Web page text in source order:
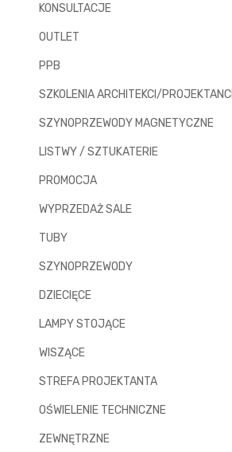
KONSULTACJE
OUTLET
PPB
SZKOLENIA ARCHITEKCI/PROJEKTANCI
SZYNOPRZEWODY MAGNETYCZNE
LISTWY / SZTUKATERIE
PROMOCJA
WYPRZEDAŻ SALE
TUBY
SZYNOPRZEWODY
DZIECIĘCE
LAMPY STOJĄCE
WISZĄCE
STREFA PROJEKTANTA
OŚWIELENIE TECHNICZNE
ZEWNĘTRZNE